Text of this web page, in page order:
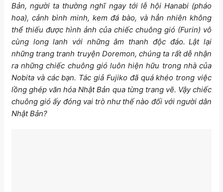
Bản, người ta thường nghĩ ngay tới lễ hội Hanabi (pháo
hoa), cảnh bình minh, kem đá bào, và hẳn nhiên không
thể thiếu được hình ảnh của chiếc chuông gió (Furin) vô
cùng long lanh với những âm thanh độc đáo. Lật lại
những trang tranh truyện Doremon, chúng ta rất dễ nhận
ra những chiếc chuông gió luôn hiện hữu trong nhà của
Nobita và các bạn. Tác giả Fujiko đã quá khéo trong việc
lồng ghép văn hóa Nhật Bản qua từng trang vẽ. Vậy chiếc
chuông gió ấy đóng vai trò như thế nào đối với người dân
Nhật Bản?